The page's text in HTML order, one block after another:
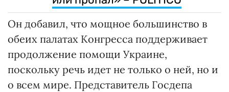
Он добавил, что мощное большинство в
обеих палатах Конгресса поддерживает
продолжение помощи Украине,
поскольку речь идет не только о ней, но и
о всем мире. Представитель Госдепа